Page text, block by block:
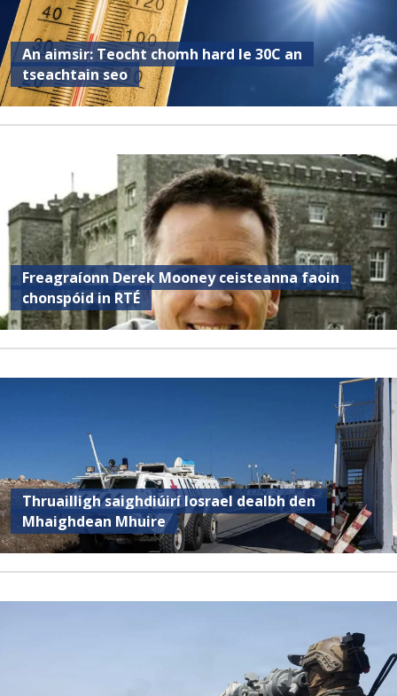
An aimsir: Teocht chomh hard le 30C an
tseachtain seo
Freagraíonn Derek Mooney ceisteanna faoin
chonspóid in RTÉ
Thruailligh saighdiúirí Iosrael dealbh den
Mhaighdean Mhuire